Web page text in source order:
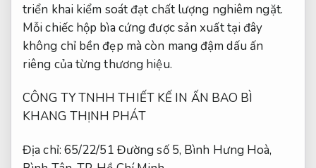
triển khai kiểm soát đạt chất lượng nghiêm ngặt.
Mỗi chiếc hộp bìa cứng được sản xuất tại đây
không chỉ bền đẹp mà còn mang đậm dấu ấn
riêng của từng thương hiệu.
CÔNG TY TNHH THIẾT KẾ IN ẤN BAO BÌ
KHANG THỊNH PHÁT
Địa chỉ: 65/22/51 Đường số 5, Bình Hưng Hoà,